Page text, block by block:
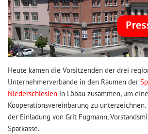
Heute kamen die Vorsitzenden der drei
Unternehmerverbände in den Räumen der
Niederschlesienin Löbau zusammen, um eine
Kooperationsvereinbarung zu
der Einladung von Grit Fugmann,
Sparkasse.